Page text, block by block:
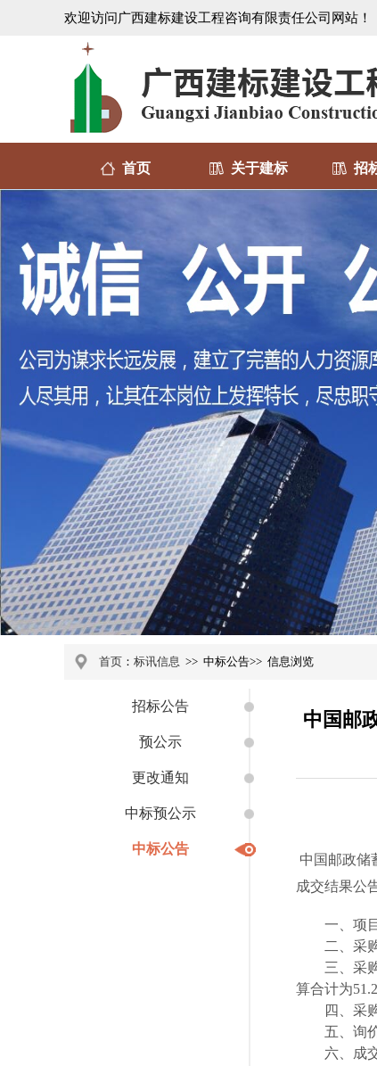
欢迎访问广西建标建设工程咨询有限责任公司网站！
首页 关于建标 招
首页 ： 标讯信息 >> 中标公告>> 信息浏览
招标公告
预公示
更改通知
中标预公示
中标公告
中国邮
中国邮政储
成交结果公
一、项
二、采
三、采
算合计为
四、采
五、询
六、成